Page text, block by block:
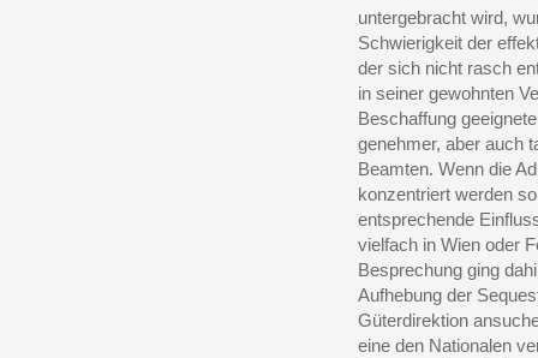
untergebracht wird,
Schwierigkeit der
der sich nicht rasch
in seiner gewohnten
Beschaffung
genehmer, aber auch
Beamten. Wenn die
konzentriert werden
entsprechende
vielfach in Wien oder
Besprechung ging
Aufhebung der
Güterdirektion
eine den Nationalen